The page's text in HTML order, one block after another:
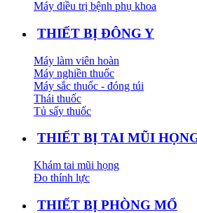
Máy điều trị bệnh phụ khoa
THIẾT BỊ ĐÔNG Y
Máy làm viên hoàn
Máy nghiền thuốc
Máy sắc thuốc - đóng túi
Thái thuốc
Tủ sấy thuốc
THIẾT BỊ TAI MŨI
Khám tai mũi họng
Đo thính lực
THIẾT BỊ PHÒNG MỔ